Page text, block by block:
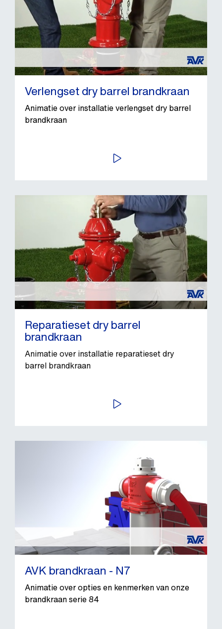
Verlengset dry barrel brandkraan
Animatie over installatie verlengset dry barrel
brandkraan
BEKIJK VIDEO
Reparatieset dry barrel
brandkraan
Animatie over installatie reparatieset dry
barrel brandkraan
BEKIJK VIDEO
AVK brandkraan - N7
Animatie over opties en kenmerken van onze
brandkraan serie 84